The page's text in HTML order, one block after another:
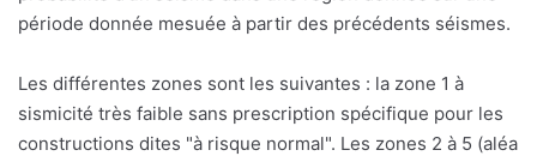
période donnée mesuée à partir des précédents séismes.
Les différentes zones sont les suivantes : la zone 1 à
sismicité très faible sans prescription spécifique pour les
constructions dites "à risque normal". Les zones 2 à 5 (aléa